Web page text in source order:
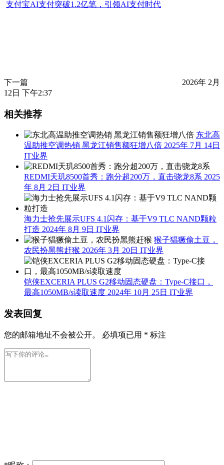
下一篇
东北高
温助推空调热销 黑龙江销售额狂增八倍
IT业界
REDMI天玑8500首秀：跑分超200万，直击骁龙8系
年 8月 2日 IT业界
海力士抢先展示UFS 4.1闪存：基于V9 TLC NAND颗粒
打造2024年 8月 9日 IT业界
猴子猖獗偷土豆，
农民扮黑熊赶猴2026年 3月 20日 IT业界
铠侠EXCERIA PLUS G2移动固态硬盘：Type-C接口，